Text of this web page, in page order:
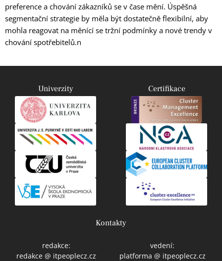
preference a chování zákazníků se v čase mění. Úspěšná
segmentační strategie by měla být dostatečně flexibilní, aby
mohla reagovat na měnící se tržní podmínky a nové trendy v
chování spotřebitelů.n
Univerzity Certifikace
Kontakty
redakce:
redakce @ itpeoplecz.cz
vedení:
platforma @ itpeoplecz.cz